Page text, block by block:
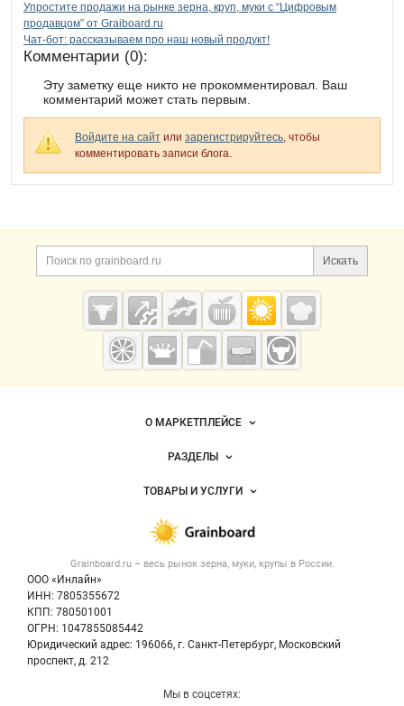
Упростите продажи на рынке зерна, круп, муки с “Цифровым
продавцом” от Graiboard.ru
Чат-бот: рассказываем про наш новый продукт!
Комментарии (0):
Эту заметку еще никто не прокомментировал. Ваш
комментарий может стать первым.
Войдите на сайт или зарегистрируйтесь, чтобы
комментировать записи блога.
Дополнительная информация
Поиск по сайту и
Искать
Cсылки на полезные проекты
Grainboard.ru
— зерно и
мука
Важные разделы и контакты
Grainboard.ru – весь рынок зерна, муки, крупы в России.
ООО «Инлайн»
ИНН: 7805355672
КПП: 780501001
ОГРН: 1047855085442
Юридический адрес: 196066, г. Санкт-Петербург, Московский
проспект, д. 212
Навигация по сайтуО МАРКЕТПЛЕЙСЕ
Новости Grainboard.ru
Размещение рекламы
Публичная оферта
Контактная информация
Политика обработки персональных данных
РАЗДЕЛЫ
Объявления
Новости рынка
ТОВАРЫ И УСЛУГИ
Крупы
Мука
Мы в соцсетях: